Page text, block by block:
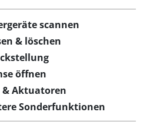
scannen
& löschen
öffnen
& Aktuatoren
Sonderfunktionen